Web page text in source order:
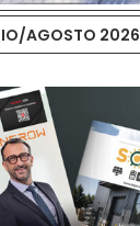
AGOSTO 2026